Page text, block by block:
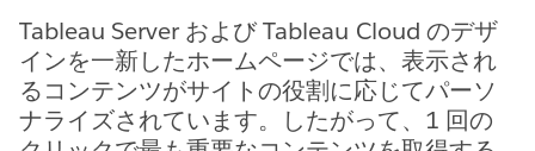
Tableau Server および Tableau Cloud のデザ
インを一新したホームページでは、表示され
るコンテンツがサイトの役割に応じてパーソ
ナライズされています。したがって、1 回の